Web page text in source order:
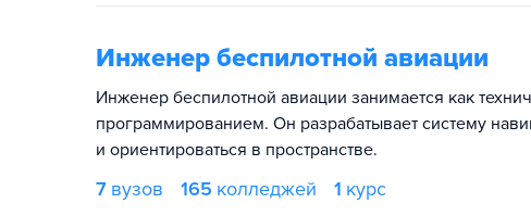
Инженер беспилотной авиации
Инженер беспилотной авиации занимается как
программированием. Он разрабатывает систему
и ориентироваться в пространстве.
7 вузов 165 колледжей 1 курс